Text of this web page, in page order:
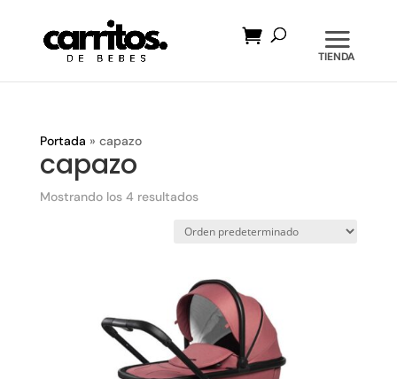
productos
Portada » capazo
capazo
Mostrando los 4 resultados